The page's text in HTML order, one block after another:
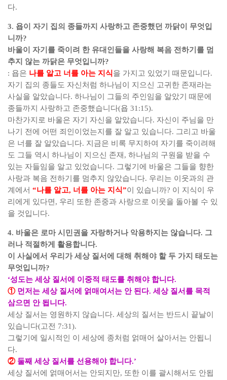
다.
3. 욥이 자기 집의 종들까지 사랑하고 존중했던 까닭이 무엇입
니까?
바울이 자기를 죽이려 한 유대인들을 사랑해 복음 전하기를 멈
추지 않는 까닭은 무엇입니까?
: 욥은 나를 알고 너를 아는 지식을 가지고 있었기 때문입니다.
자기 집의 종들도 자신처럼 하나님이 지으신 고귀한 존재라는
사실을 알았습니다. 하나님이 그들의 주인임을 알았기 때문에
종들까지 사랑하고 존중했습니다(욥 31:15).
마찬가지로 바울은 자기 자신을 알았습니다. 자신이 주님을 만
나기 전에 어떤 죄인이었는지를 잘 알고 있습니다. 그리고 바울
은 너를 잘 알았습니다. 지금은 비록 무지하여 자기를 죽이려해
도 그들 역시 하나님이 지으신 존재 , 하나님의 구원을 받을 수
있는 자들임을 알고 있었습니다. 그렇기에 바울은 그들을 향한
사랑과 복음 전하기를 멈추지 않았습니다. 우리는 이웃과의 관
계에서 “나를 알고, 너를 아는 지식”이 있습니까? 이 지식이 우
리에게 있다면 , 우리 또한 존중과 사랑으로 이웃을 돌아볼 수 있
을 것입니다.
4. 바울은 로마 시민권을 자랑하거나 악용하지는 않습니다. 그
러나 적절하게 활용합니다.
이 사실에서 우리가 세상 질서에 대해 취해야 할 두 가지 태도는
무엇입니까?
‘성도는 세상 질서에 이중적 태도를 취해야 합니다.
① 먼저는 세상 질서에 얽매여서는 안 된다. 세상 질서를 목적
삼으면 안 됩니다.
세상 질서는 영원하지 않습니다. 세상의 질서는 반드시 끝날이
있습니다(고전 7:31).
그렇기에 일시적인 이 세상에 종처럼 얽매어 살아서는 안됩니
다.
② 둘째 세상 질서를 선용해야 합니다.’
세상 질서에 얽매어서는 안되지만, 또한 이를 괄시해서도 안됩